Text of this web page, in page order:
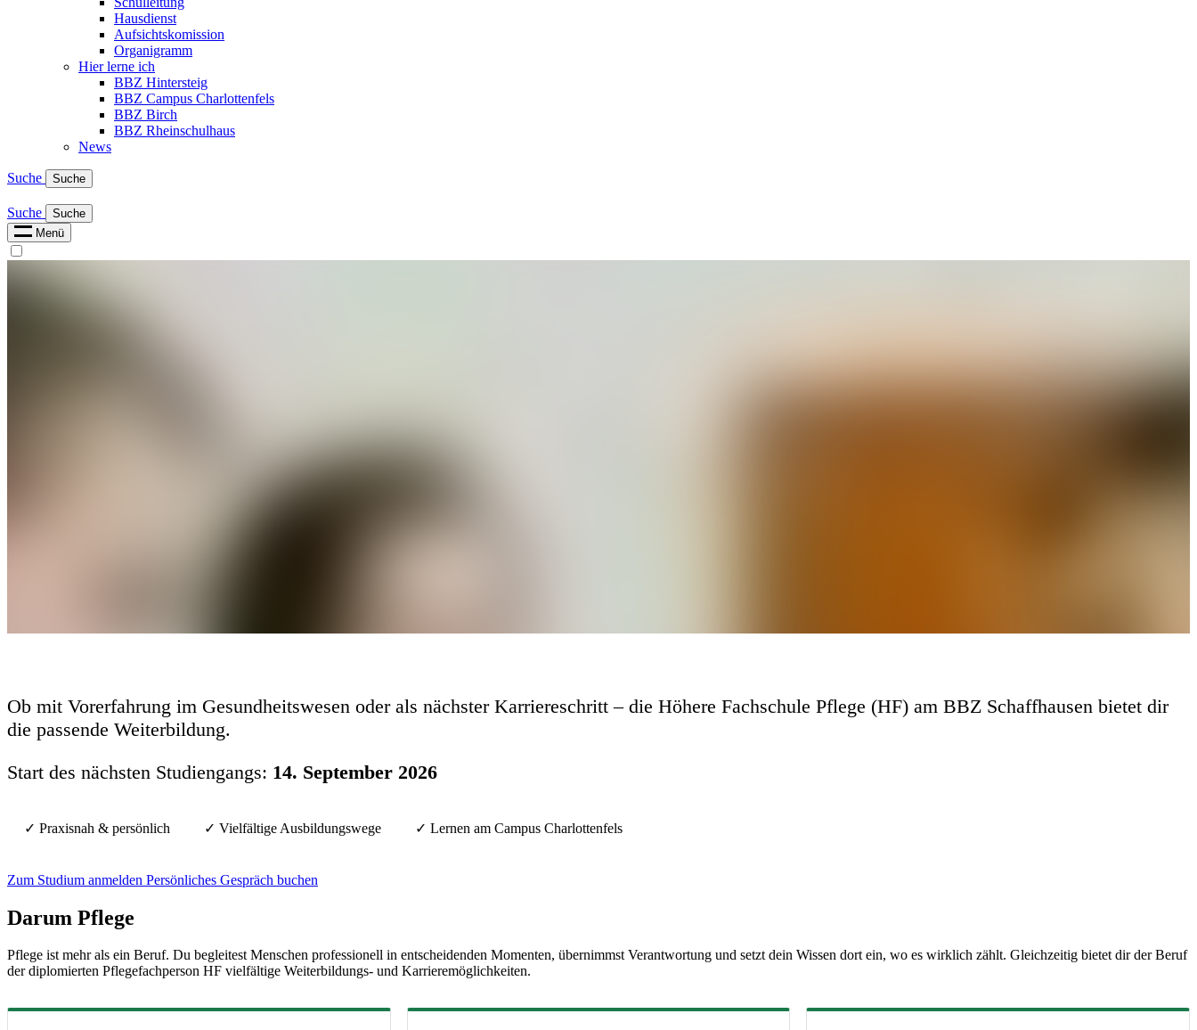
Hausdienst
Aufsichtskomission
Organigramm
Hier lerne ich
BBZ Hintersteig
BBZ Campus Charlottenfels
BBZ Birch
BBZ Rheinschulhaus
News
Suche Suche
Suche
Suche
Menü
Ob mit Vorerfahrung im Gesundheitswesen oder als nächster Karriereschritt – die Höhere Fachschule Pflege (HF) am BBZ Schaffhausen bietet dir
die passende Weiterbildung.
Start des nächsten Studiengangs: 14. September 2026
✓ Praxisnah & persönlich ✓ Vielfältige Ausbildungswege ✓ Lernen am Campus Charlottenfels
Zum Studium anmelden Persönliches Gespräch buchen
Darum Pflege
Pflege ist mehr als ein Beruf. Du begleitest Menschen professionell in entscheidenden Momenten, übernimmst Verantwortung und setzt dein Wissen dort ein, wo es wirklich zählt. Gleichzeitig bietet dir der Beruf
der diplomierten Pflegefachperson HF vielfältige Weiterbildungs- und Karrieremöglichkeiten.